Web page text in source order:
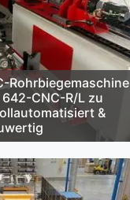
Rohrbiegemaschine
CNC-R/L zu
&